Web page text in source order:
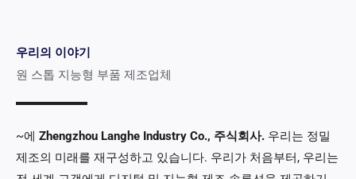
우리의 이야기
원 스톱 지능형 부품 제조업체
~에 Zhengzhou Langhe Industry Co., 주식회사. 우리는 정밀
제조의 미래를 재구성하고 있습니다. 우리가 처음부터, 우리는